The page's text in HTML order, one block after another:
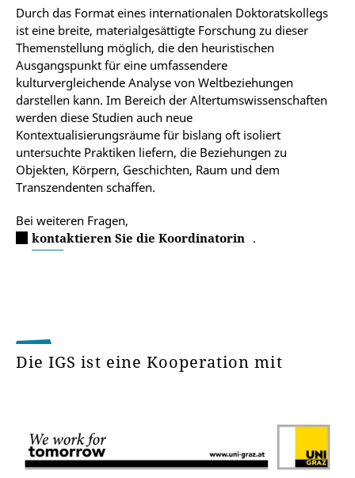
Durch das Format eines internationalen Doktoratskollegs
ist eine breite, materialgesättigte Forschung zu dieser
Themenstellung möglich, die den heuristischen
Ausgangspunkt für eine umfassendere
kulturvergleichende Analyse von Weltbeziehungen
darstellen kann. Im Bereich der Altertumswissenschaften
werden diese Studien auch neue
Kontextualisierungsräume für bislang oft isoliert
untersuchte Praktiken liefern, die Beziehungen zu
Objekten, Körpern, Geschichten, Raum und dem
Transzendenten schaffen.
Bei weiteren Fragen,
kontaktieren Sie die Koordinatorin .
Die IGS ist eine Kooperation mit